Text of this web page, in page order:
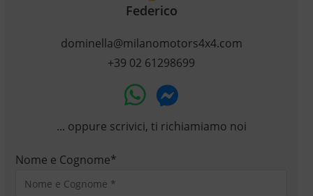
Federico
dominella@milanomotors4x4.com
+39 02 61298699
... oppure scrivici, ti richiamiamo noi
Nome e Cognome*